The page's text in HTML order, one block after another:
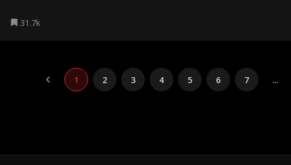
31.7k
1 2 3 4 5 6 7 ...